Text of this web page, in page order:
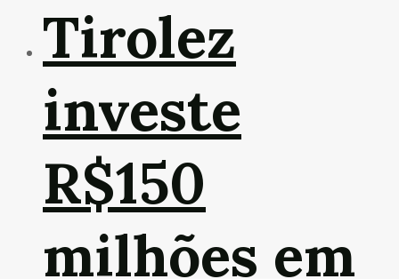
Tirolez
investe
R$150
milhões em